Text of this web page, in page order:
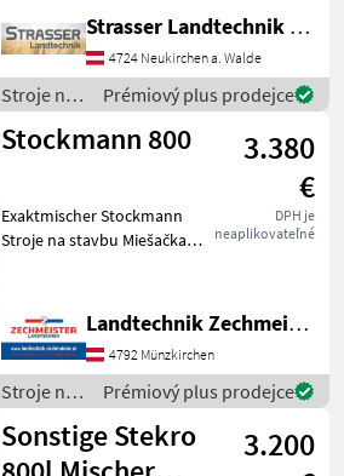
Stützfüße - 4 gefederte
Rührarme - Schutzgitter mit
Sackaufreißer - Traktors
Strasser Landtechnik GmbH
4724 Neukirchen a. Walde
Stroje na
stavbu /
Mammut
Prémiový plus prodejce
Stockmann 800
3.380
€
DPH je
neaplikovateľné
Exaktmischer Stockmann
Stroje na stavbu Miešačka
Landtechnik Zechmeister GmbH & Co KG
4792 Münzkirchen
Stroje na
stavbu /
Stockmann
Prémiový plus prodejce
Sonstige Stekro
3.200